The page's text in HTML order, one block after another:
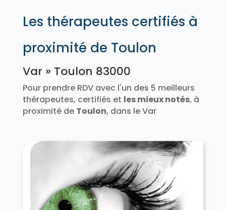
Les thérapeutes certifiés à
proximité de Toulon
Var » Toulon 83000
Pour prendre RDV avec l'un des 5 meilleurs
thérapeutes, certifiés et les mieux notés, à
proximité de Toulon, dans le Var